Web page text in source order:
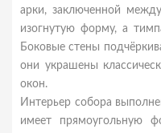
арки, заключенной
изогнутую форму, а
Боковые стены
они украшены
окон.
Интерьер собора
имеет прямоугольную